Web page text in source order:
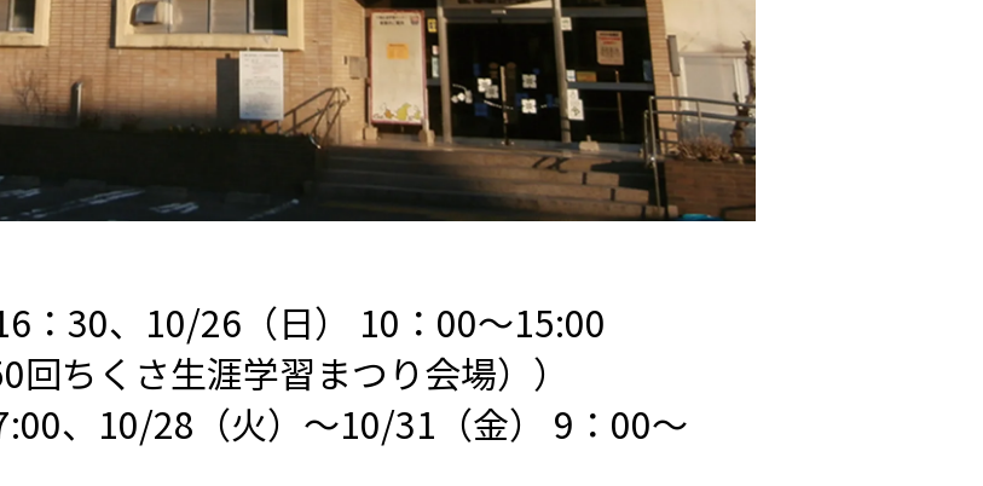
：30、10/26（日） 10：00～15:00
回ちくさ生涯学習まつり会場））
、10/28（火）～10/31（金） 9：00～